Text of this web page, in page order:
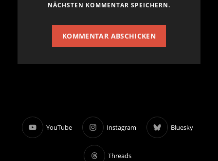
NÄCHSTEN KOMMENTAR SPEICHERN.
YouTube Instagram Bluesky
Threads